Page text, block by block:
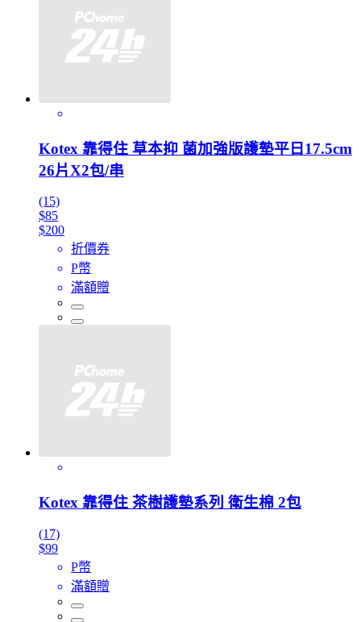
Kotex 靠得住 草本抑 菌加強版護墊平日17.5cm
26片X2包/串
(15)
$85
$200
折價券
P幣
滿額贈
Kotex 靠得住 茶樹護墊系列 衛生棉 2包
(17)
$99
P幣
滿額贈